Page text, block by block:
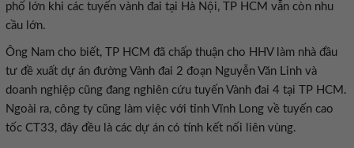
phố lớn khi các tuyến vành đai tại Hà Nội, TP HCM vẫn còn nhu
cầu lớn.
Ông Nam cho biết, TP HCM đã chấp thuận cho HHV làm nhà đầu
tư đề xuất dự án đường Vành đai 2 đoạn Nguyễn Văn Linh và
doanh nghiệp cũng đang nghiên cứu tuyến Vành đai 4 tại TP HCM.
Ngoài ra, công ty cũng làm việc với tỉnh Vĩnh Long về tuyến cao
tốc CT33, đây đều là các dự án có tính kết nối liên vùng.